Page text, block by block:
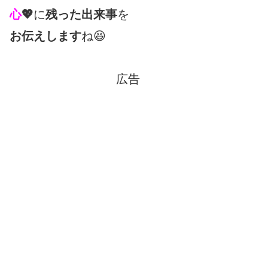
心💖に残った出来事を
お伝えしますね😆
広告